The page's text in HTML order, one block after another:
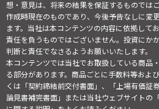
想・意見は、将来の結果を保証するものでは
作成時現在のものであり、今後予告なしに変
ます。当社は本コンテンツの内容に依拠して
責任を負うものではございません。投資にか
判断と責任でなさるようお願いいたします。
本コンテンツでは当社でお取扱している商品
る部分があります。商品ごとに手数料等およ
くは「契約締結前交付書面」、「上場有価証
論見書補完書面」または当社ウェブサイトの